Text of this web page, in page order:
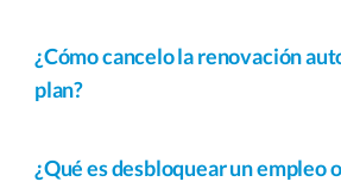
¿Cómo cancelo la renovación
plan?
¿Qué es desbloquear un empleo